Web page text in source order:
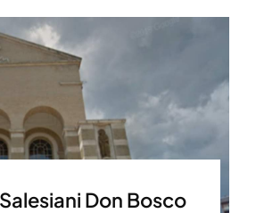
Don Bosco